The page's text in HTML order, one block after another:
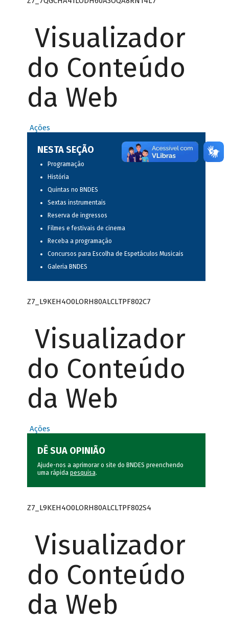
Visualizador
do Conteúdo
da Web
Ações
NESTA SEÇÃO
Programação
História
Quintas no BNDES
Sextas instrumentais
Reserva de ingressos
Filmes e festivais de cinema
Receba a programação
Concursos para Escolha de Espetáculos Musicais
Galeria BNDES
Z7_L9KEH4O0LORH80ALCLTPF802C7
Visualizador
do Conteúdo
da Web
Ações
DÊ SUA OPINIÃO
Ajude-nos a aprimorar o site do BNDES preenchendo
uma rápida pesquisa.
Z7_L9KEH4O0LORH80ALCLTPF802S4
Visualizador
do Conteúdo
da Web